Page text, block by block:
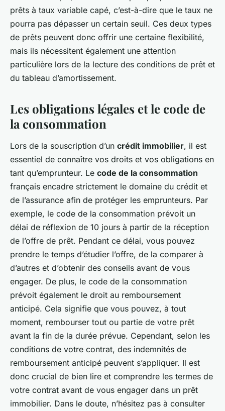
prêts à taux variable capé, c’est-à-dire que le taux ne
pourra pas dépasser un certain seuil. Ces deux types
de prêts peuvent donc offrir une certaine flexibilité,
mais ils nécessitent également une attention
particulière lors de la lecture des conditions de prêt et
du tableau d’amortissement.
Les obligations légales et le code de
la consommation
Lors de la souscription d’un crédit immobilier, il est
essentiel de connaître vos droits et vos obligations en
tant qu’emprunteur. Le code de la consommation
français encadre strictement le domaine du crédit et
de l’assurance afin de protéger les emprunteurs. Par
exemple, le code de la consommation prévoit un
délai de réflexion de 10 jours à partir de la réception
de l’offre de prêt. Pendant ce délai, vous pouvez
prendre le temps d’étudier l’offre, de la comparer à
d’autres et d’obtenir des conseils avant de vous
engager. De plus, le code de la consommation
prévoit également le droit au remboursement
anticipé. Cela signifie que vous pouvez, à tout
moment, rembourser tout ou partie de votre prêt
avant la fin de la durée prévue. Cependant, selon les
conditions de votre contrat, des indemnités de
remboursement anticipé peuvent s’appliquer. Il est
donc crucial de bien lire et comprendre les termes de
votre contrat avant de vous engager dans un prêt
immobilier. Dans le doute, n’hésitez pas à consulter